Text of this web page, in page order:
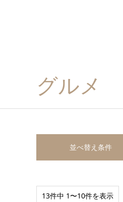
グルメ
並べ替え条件
13件中 1〜10件を表示